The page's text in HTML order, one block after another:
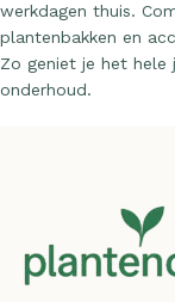
werkdagen thuis.
plantenbakken en
Zo geniet je het hele
onderhoud.